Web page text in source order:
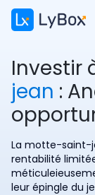
Investir
jean :
La motte-saint-
rentabilité
leur épingle du